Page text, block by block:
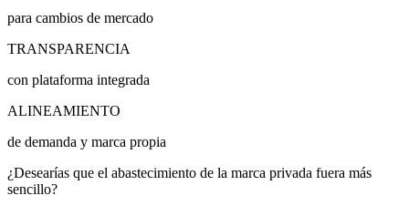
para cambios de mercado
TRANSPARENCIA
con plataforma integrada
ALINEAMIENTO
de demanda y marca propia
¿Desearías que el abastecimiento de la marca privada fuera más
sencillo?